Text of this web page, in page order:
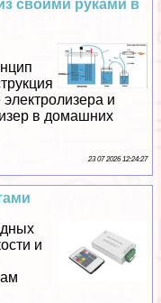
своими руками в
и
в домашних
23 07 2026 12:24:27
и